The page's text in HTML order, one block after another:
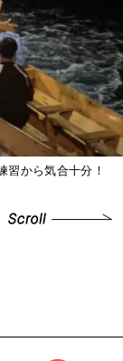
習から気合十分！